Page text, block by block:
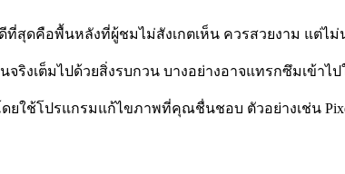
สุดคือพื้นหลังที่ผู้ชมไม่สังเกตเห็น ควรสวยงาม แต่ไ
จริงเต็มไปด้วยสิ่งรบกวน บางอย่างอาจแทรกซึมเข้า
ใช้โปรแกรมแก้ไขภาพที่คุณชื่นชอบ ตัวอย่างเช่น